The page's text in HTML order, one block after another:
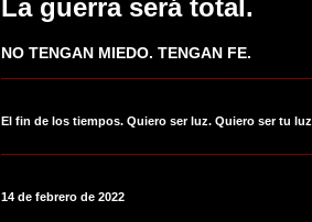
La guerra será total.
NO TENGAN MIEDO. TENGAN FE.
El fin de los tiempos. Quiero ser luz. Quiero ser tu luz
14 de febrero de 2022